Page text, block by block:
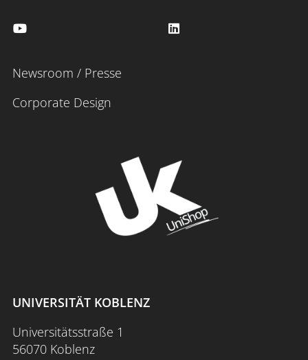
Newsroom / Presse
Corporate Design
UNIVERSITÄT KOBLENZ
Universitätsstraße 1
56070 Koblenz